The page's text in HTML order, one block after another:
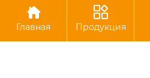
Авторское право©ООО

Главная

Продукция